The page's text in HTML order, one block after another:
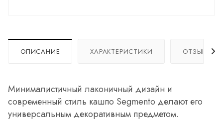
ОПИСАНИЕ ХАРАКТЕРИСТИКИ ОТЗЫВЫ
Минималистичный лаконичный дизайн и
современный стиль кашпо Segmento делают его
универсальным декоративным предметом.